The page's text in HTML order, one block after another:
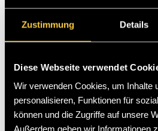
Zustimmung Details
Diese Webseite verwendet
Wir verwenden Cookies, um Inhalte
personalisieren, Funktionen für
können und die Zugriffe auf unsere
Außerdem geben wir Informationen
E-MAIL